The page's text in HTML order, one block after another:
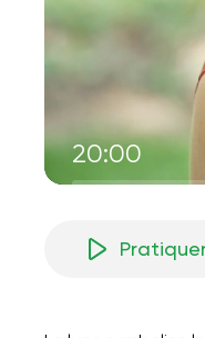
20:00